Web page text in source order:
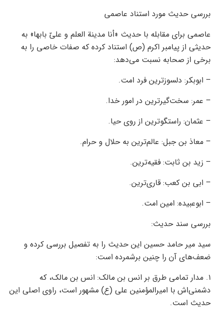
بررسی حدیث مورد استناد عاصمی
عاصمی برای مقابله با حدیث «أنا مدينة العلم و عليّ بابها» به
حدیثی از پیامبر اکرم (ص) استناد کرده که صفات خاصی را به
برخی از صحابه نسبت می‌دهد:
– ابوبکر: دلسوزترین فرد امت.
– عمر: سخت‌گیرترین در امور خدا.
– عثمان: راستگوترین از روی حیا.
– معاذ بن جبل: عالم‌ترین به حلال و حرام.
– زید بن ثابت: فقیه‌ترین.
– ابی بن کعب: قاری‌ترین.
– ابوعبیده: امین امت.
بررسی سند حدیث:
سید میر حامد حسین این حدیث را به تفصیل بررسی کرده و
ضعف‌های آن را چنین برشمرده است:
۱. مدار تمامی طرق بر انس بن مالک: انس بن مالک، که
دشمنی‌اش با امیرالمؤمنین علی (ع) مشهور است، راوی اصلی این
حدیث است.